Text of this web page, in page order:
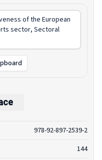
of the European
sector, Sectoral
978-92-897-2539-2
144